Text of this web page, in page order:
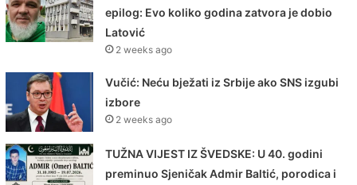
epilog: Evo koliko godina zatvora je dobio
Latović
2 weeks ago
Vučić: Neću bježati iz Srbije ako SNS izgubi
izbore
2 weeks ago
TUŽNA VIJEST IZ ŠVEDSKE: U 40. godini
preminuo Sjeničak Admir Baltić, porodica i